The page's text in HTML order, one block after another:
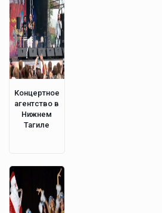
Концертное
агентство в
Нижнем
Тагиле